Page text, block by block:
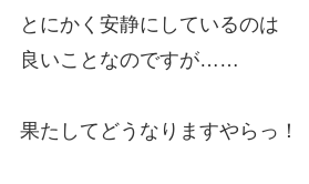
とにかく安静にしているのは
良いことなのですが……
果たしてどうなりますやらっ！